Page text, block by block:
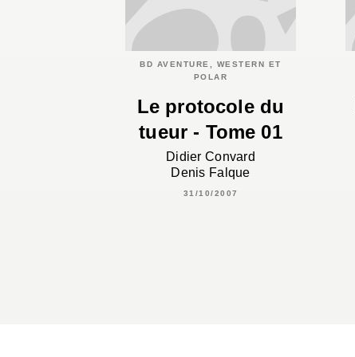
BD AVENTURE, WESTERN ET
POLAR
Le protocole du
tueur - Tome 01
Didier Convard
Denis Falque
31/10/2007